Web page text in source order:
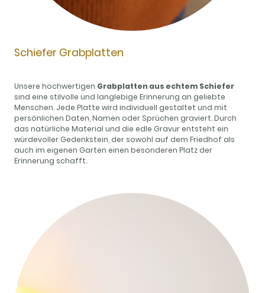
Schiefer Grabplatten
Unsere hochwertigen Grabplatten aus echtem Schiefer
sind eine stilvolle und langlebige Erinnerung an geliebte
Menschen. Jede Platte wird individuell gestaltet und mit
persönlichen Daten, Namen oder Sprüchen graviert. Durch
das natürliche Material und die edle Gravur entsteht ein
würdevoller Gedenkstein, der sowohl auf dem Friedhof als
auch im eigenen Garten einen besonderen Platz der
Erinnerung schafft.